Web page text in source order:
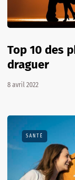
Top 10 des
draguer
8 avril 2022
SANTÉ